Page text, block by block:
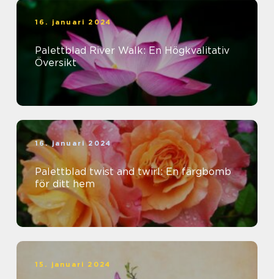
16. januari 2024
Palettblad River Walk: En Högkvalitativ
Översikt
16. januari 2024
Palettblad twist and twirl: En färgbomb
för ditt hem
15. januari 2024